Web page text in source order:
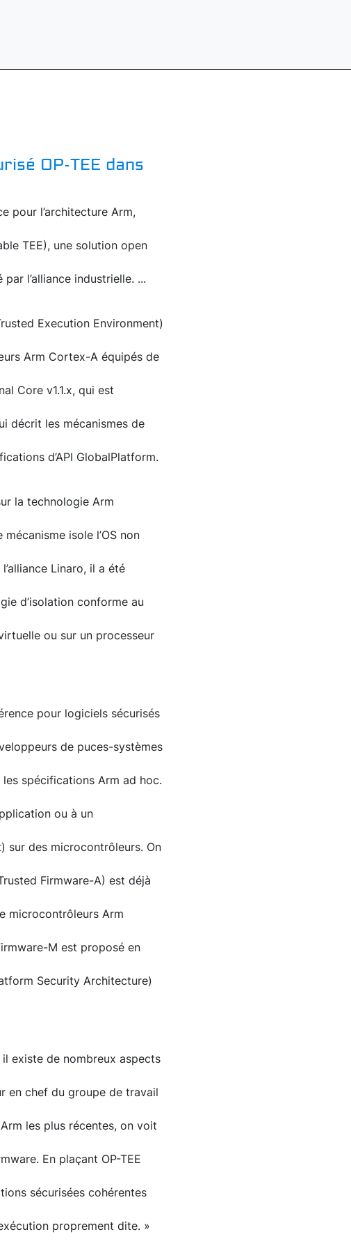
OP-TEE dans
pour l’architecture Arm,
TEE), une solution open
l’alliance industrielle. ...
Execution Environment)
Arm Cortex-A équipés de
Core v1.1.x, qui est
décrit les mécanismes de
d’API GlobalPlatform.
la technologie Arm
isole l’OS non
Linaro, il a été
d’isolation conforme au
ou sur un processeur
pour logiciels sécurisés
de puces-systèmes
spécifications Arm ad hoc.
ou à un
sur des microcontrôleurs. On
Firmware-A) est déjà
microcontrôleurs Arm
M est proposé en
Security Architecture)
existe de nombreux aspects
en chef du groupe de travail
les plus récentes, on voit
En plaçant OP-TEE
sécurisées cohérentes
proprement dite. »